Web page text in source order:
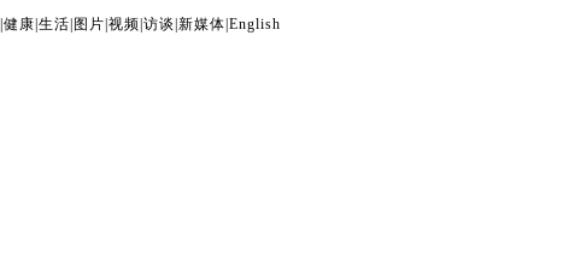
健康 生活 图片 视频 访谈 新媒体 English